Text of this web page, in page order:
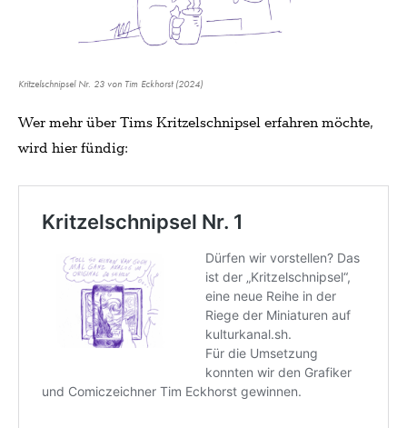
Kritzelschnipsel Nr. 23 von Tim Eckhorst (2024)
Wer mehr über Tims Kritzelschnipsel erfahren möchte,
wird hier fündig: